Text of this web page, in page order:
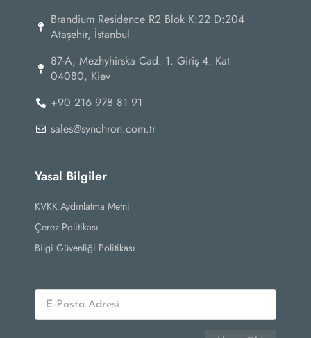
Brandium Residence R2 Blok K:22 D:204
Ataşehir, İstanbul
87-А, Mezhyhirska Cad. 1. Giriş 4. Kat
04080, Kiev
+90 216 978 81 91
sales@synchron.com.tr
Yasal Bilgiler
KVKK Aydınlatma Metni
Çerez Politikası
Bilgi Güvenliği Politikası